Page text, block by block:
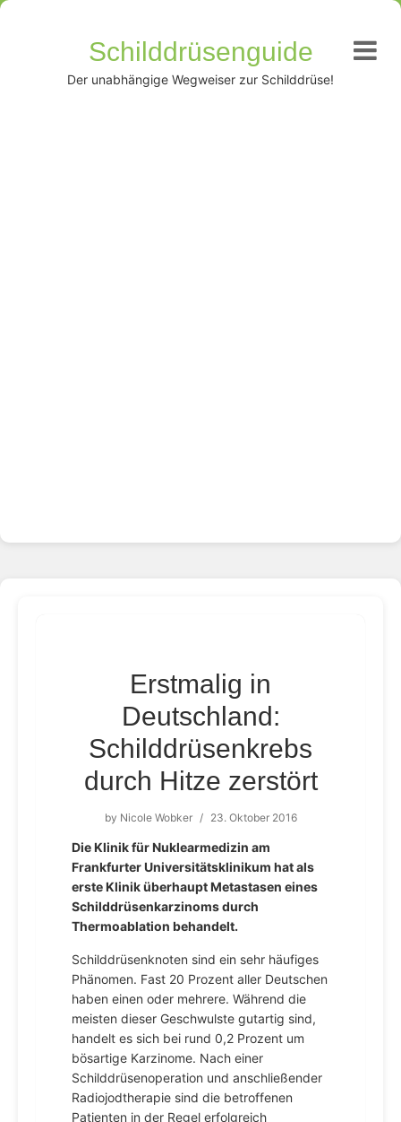
Schilddrüsenguide
Der unabhängige Wegweiser zur Schilddrüse!
Erstmalig in
Deutschland:
Schilddrüsenkrebs
durch Hitze zerstört
by Nicole Wobker / 23. Oktober 2016
Die Klinik für Nuklearmedizin am
Frankfurter Universitätsklinikum hat als
erste Klinik überhaupt Metastasen eines
Schilddrüsenkarzinoms durch
Thermoablation behandelt.
Schilddrüsenknoten sind ein sehr häufiges
Phänomen. Fast 20 Prozent aller Deutschen
haben einen oder mehrere. Während die
meisten dieser Geschwulste gutartig sind,
handelt es sich bei rund 0,2 Prozent um
bösartige Karzinome. Nach einer
Schilddrüsenoperation und anschließender
Radiojodtherapie sind die betroffenen
Patienten in der Regel erfolgreich